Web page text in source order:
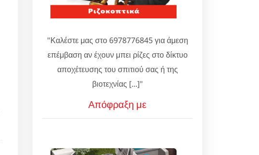
"Καλέστε μας στο 6978776845 για άμεση
επέμβαση αν έχουν μπει ρίζες στο δίκτυο
αποχέτευσης του σπιτιού σας ή της
βιοτεχνίας [...]"
Απόφραξη με